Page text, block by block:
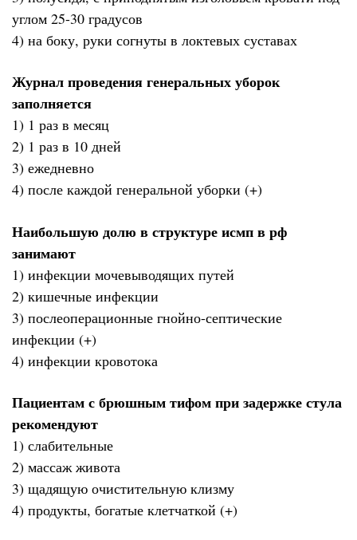
углом 25-30 градусов
4) на боку, руки согнуты в локтевых суставах
Журнал проведения генеральных уборок
заполняется
1) 1 раз в месяц
2) 1 раз в 10 дней
3) ежедневно
4) после каждой генеральной уборки (+)
Наибольшую долю в структуре исмп в рф
занимают
1) инфекции мочевыводящих путей
2) кишечные инфекции
3) послеоперационные гнойно-септические
инфекции (+)
4) инфекции кровотока
Пациентам с брюшным тифом при задержке стула
рекомендуют
1) слабительные
2) массаж живота
3) щадящую очистительную клизму
4) продукты, богатые клетчаткой (+)